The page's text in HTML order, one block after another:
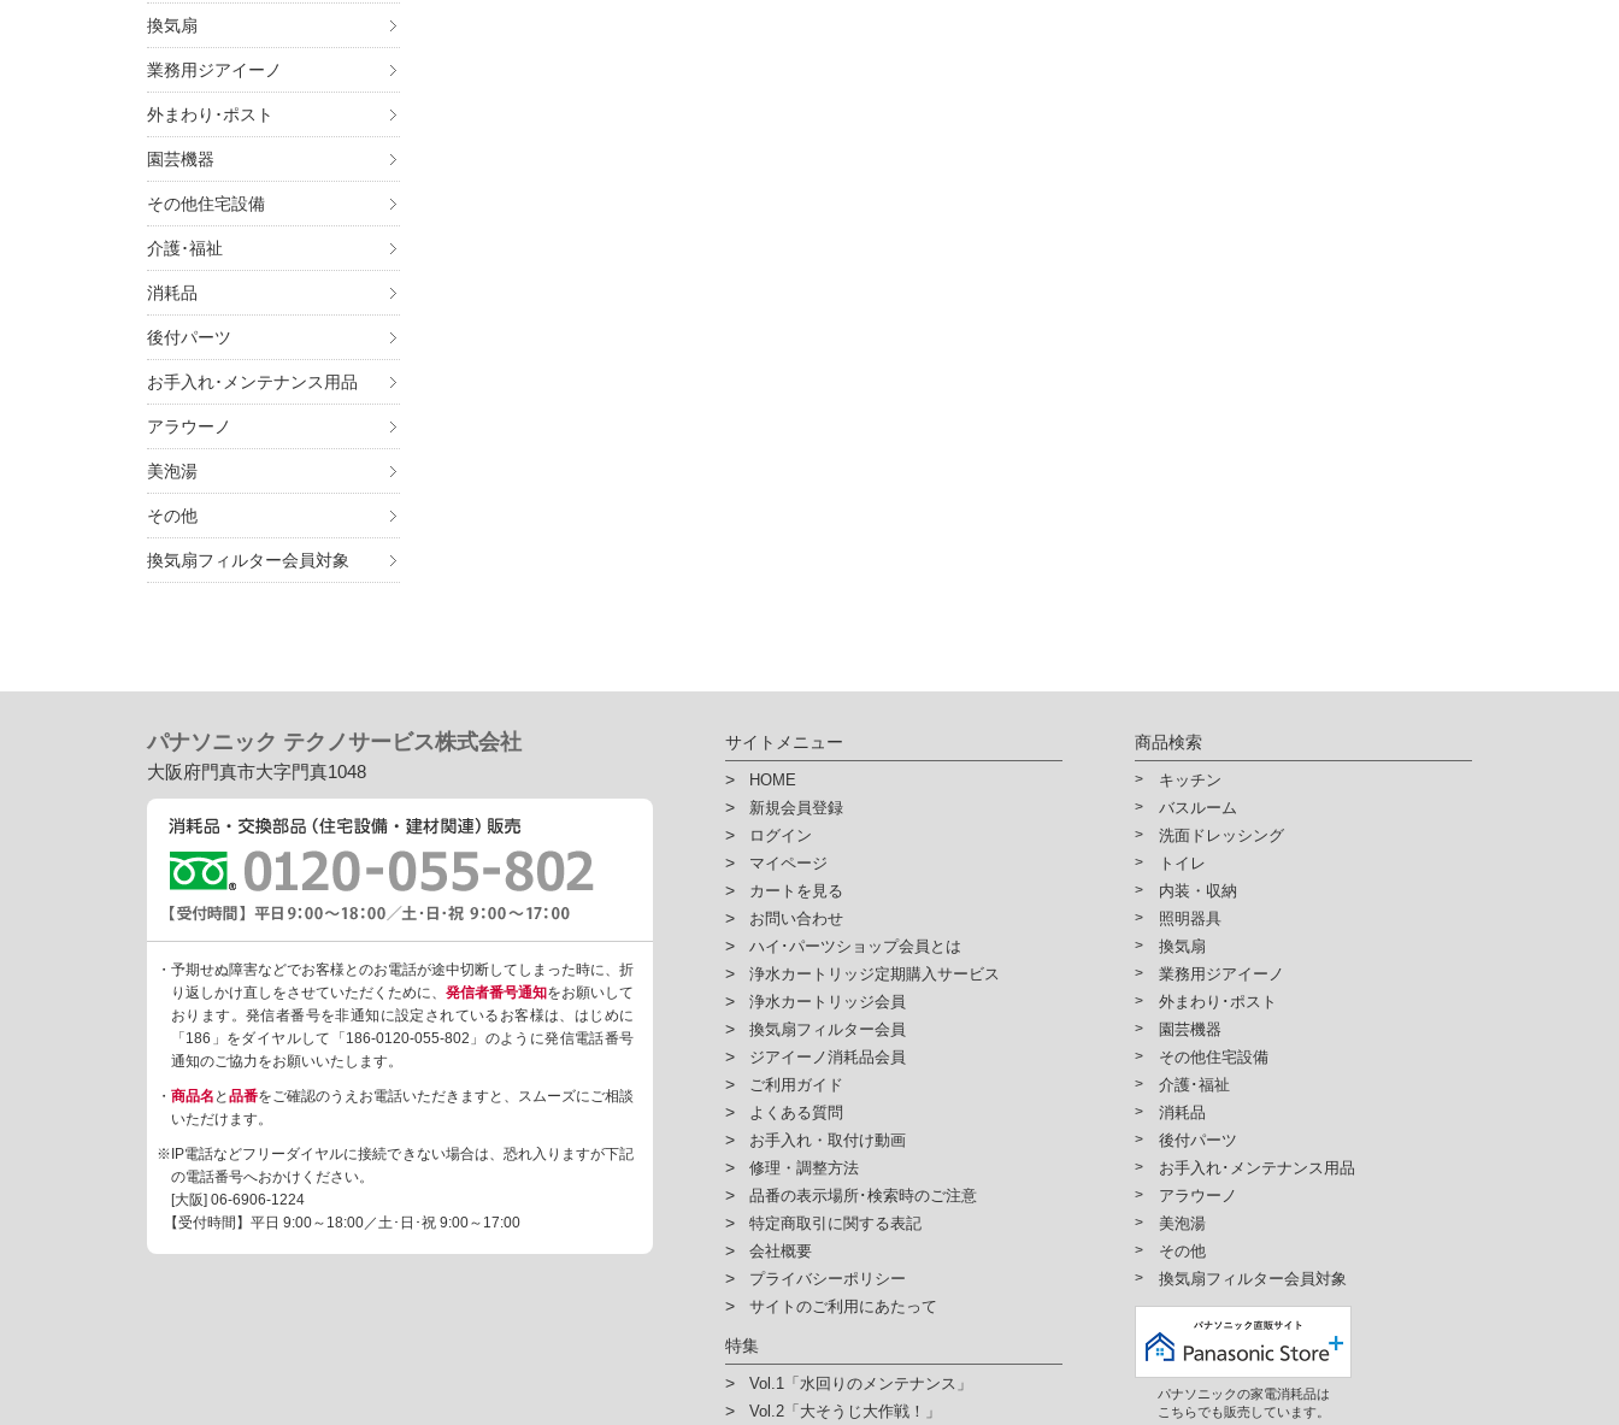
換気扇
業務用ジアイーノ
外まわり･ポスト
園芸機器
その他住宅設備
介護･福祉
消耗品
後付パーツ
お手入れ･メンテナンス用品
アラウーノ
美泡湯
その他
換気扇フィルター会員対象
・個人情報保護法に基づく公表事項
パナソニック テクノサービス株式会社
大阪府門真市大字門真1048
・予期せぬ障害などでお客様とのお電話が途中切断してしまった時に、折
り返しかけ直しをさせていただくために、 発信者番号通知をお願いして
おります。発信者番号を非通知に設定されているお客様は、はじめに
「186」をダイヤルして「186-0120-055-802」のように発信電話番号
通知のご協力をお願いいたします。
・ 商品名 と 品番をご確認のうえお電話いただきますと、スムーズにご相談
いただけます。
※IP電話などフリーダイヤルに接続できない場合は、恐れ入りますが下記
の電話番号へおかけください。
[大阪] 06-6906-1224
【受付時間】平日 9:00～18:00／土･日･祝 9:00～17:00
サイトメニュー
HOME
新規会員登録
ログイン
マイページ
カートを見る
お問い合わせ
ハイ･パーツショップ会員とは
浄水カートリッジ定期購入サービス
浄水カートリッジ会員
換気扇フィルター会員
ジアイーノ消耗品会員
ご利用ガイド
よくある質問
お手入れ・取付け動画
修理・調整方法
品番の表示場所･検索時のご注意
特定商取引に関する表記
会社概要
プライバシーポリシー
サイトのご利用にあたって
特集
Vol.1「水回りのメンテナンス」
Vol.2「大そうじ大作戦！」
商品検索
キッチン
バスルーム
洗面ドレッシング
トイレ
内装・収納
照明器具
換気扇
業務用ジアイーノ
外まわり･ポスト
園芸機器
その他住宅設備
介護･福祉
消耗品
後付パーツ
お手入れ･メンテナンス用品
アラウーノ
美泡湯
その他
換気扇フィルター会員対象
パナソニックの家電消耗品は
こちらでも販売しています。